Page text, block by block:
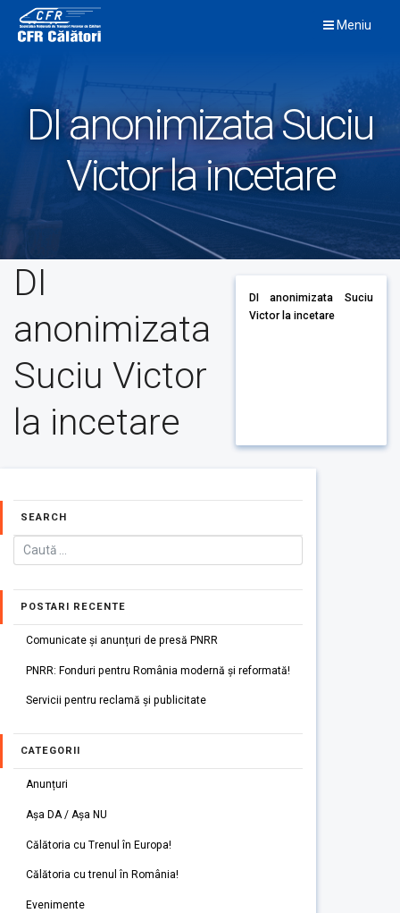
content
Meniu
DI anonimizata Suciu
Victor la incetare
DI
anonimizata
Suciu Victor
la incetare
DI anonimizata Suciu
Victor la incetare
SEARCH
POSTARI RECENTE
Comunicate și anunțuri de presă PNRR
PNRR: Fonduri pentru România modernă și reformată!
Servicii pentru reclamă și publicitate
CATEGORII
Anunțuri
Așa DA / Așa NU
Călătoria cu Trenul în Europa!
Călătoria cu trenul în România!
Evenimente